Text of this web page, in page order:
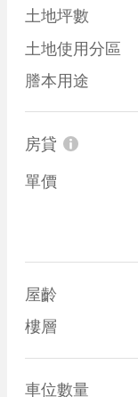
土地坪數
土地使用分區
謄本用途
房貸
單價
屋齡
樓層
車位數量